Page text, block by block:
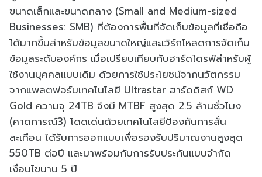
ขนาดเล็กและขนาดกลาง (Small and Medium-sized
Businesses: SMB) ที่ต้องการพื้นที่จัดเก็บข้อมูลที่เชื่อถือ
ได้มากขึ้นสำหรับข้อมูลขนาดใหญ่และเวิร์กโหลดการจัดเก็บ
ข้อมูลระดับองค์กร เมื่อเปรียบเทียบกับฮาร์ดไดรฟ์สำหรับผู้
ใช้งานบุคคลแบบเดิม ด้วยการใช้ประโยชน์จากนวัตกรรม
จากแพลตฟอร์มเทคโนโลยี Ultrastar ฮาร์ดดิสก์ WD
Gold ความจุ 24TB จึงมี MTBF สูงสุด 2.5 ล้านชั่วโมง
(คาดการณ์3) โดดเด่นด้วยเทคโนโลยีป้องกันการสั่น
สะเทือน ได้รับการออกแบบเพื่อรองรับปริมาณงานสูงสุด
550TB ต่อปี และมาพร้อมกับการรับประกันแบบจำกัด
เงื่อนไขนาน 5 ปี